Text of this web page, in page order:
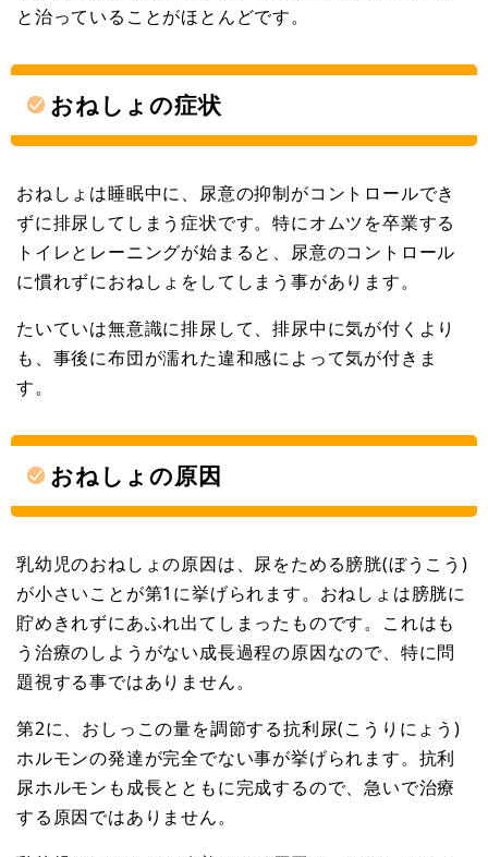
と治っていることがほとんどです。
おねしょの症状
おねしょは睡眠中に、尿意の抑制がコントロールでき
ずに排尿してしまう症状です。特にオムツを卒業する
トイレとレーニングが始まると、尿意のコントロール
に慣れずにおねしょをしてしまう事があります。
たいていは無意識に排尿して、排尿中に気が付くより
も、事後に布団が濡れた違和感によって気が付きま
す。
おねしょの原因
乳幼児のおねしょの原因は、尿をためる膀胱(ぼうこう)
が小さいことが第1に挙げられます。おねしょは膀胱に
貯めきれずにあふれ出てしまったものです。これはも
う治療のしようがない成長過程の原因なので、特に問
題視する事ではありません。
第2に、おしっこの量を調節する抗利尿(こうりにょう)
ホルモンの発達が完全でない事が挙げられます。抗利
尿ホルモンも成長とともに完成するので、急いで治療
する原因ではありません。